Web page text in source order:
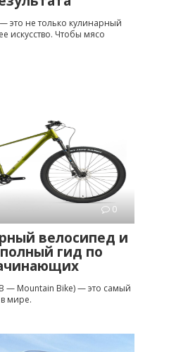
это не только кулинарный
искусство. Чтобы мясо
0
велосипед и
гид по
— Mountain Bike) — это самый
мире.